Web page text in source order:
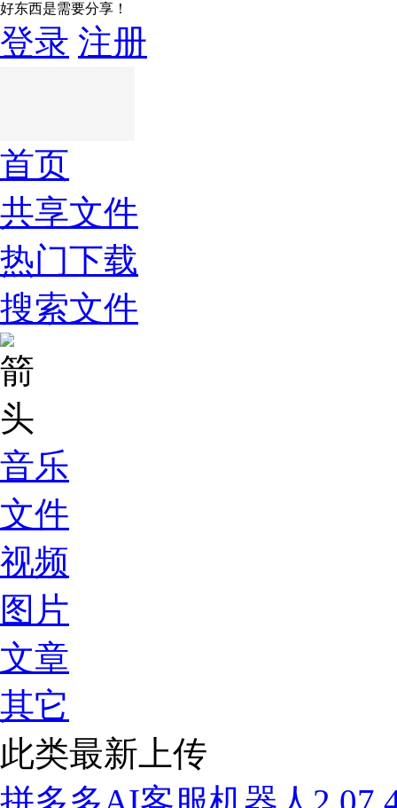
好东西是需要分享！
登录 注册
首页
共享文件
热门下载
搜索文件
音乐
文件
视频
图片
文章
其它
此类最新上传